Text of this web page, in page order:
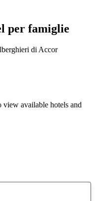
per famiglie
di Accor
view available hotels and